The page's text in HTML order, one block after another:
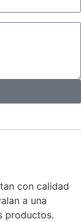
con calidad
a una
productos.